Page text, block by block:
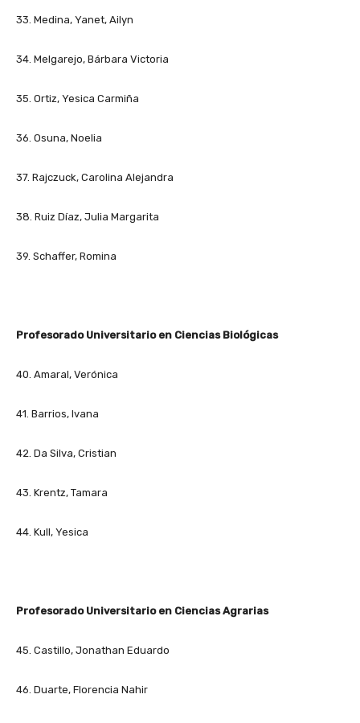
33. Medina, Yanet, Ailyn
34. Melgarejo, Bárbara Victoria
35. Ortiz, Yesica Carmiña
36. Osuna, Noelia
37. Rajczuck, Carolina Alejandra
38. Ruiz Díaz, Julia Margarita
39. Schaffer, Romina
Profesorado Universitario en Ciencias Biológicas
40. Amaral, Verónica
41. Barrios, Ivana
42. Da Silva, Cristian
43. Krentz, Tamara
44. Kull, Yesica
Profesorado Universitario en Ciencias Agrarias
45. Castillo, Jonathan Eduardo
46. Duarte, Florencia Nahir